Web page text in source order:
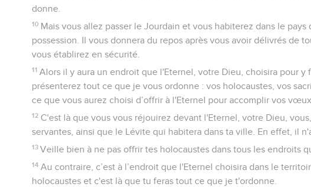
donne.
10 Mais vous allez passer le Jourdain et vous habiterez dans le
possession. Il vous donnera du repos après vous avoir délivrés de
vous établirez en sécurité.
11 Alors il y aura un endroit que l'Eternel, votre Dieu, choisira pour y
présenterez tout ce que je vous ordonne : vos holocaustes, vos
ce que vous aurez choisi d’offrir à l'Eternel pour accomplir vos vœux.
12 C'est là que vous vous réjouirez devant l'Eternel, votre Dieu,
servantes, ainsi que le Lévite qui habitera dans ta ville. En effet, il
13 Veille bien à ne pas offrir tes holocaustes dans tous les endroits
14 Au contraire, c’est à l’endroit que l'Eternel choisira dans le
holocaustes et c'est là que tu feras tout ce que je t'ordonne.